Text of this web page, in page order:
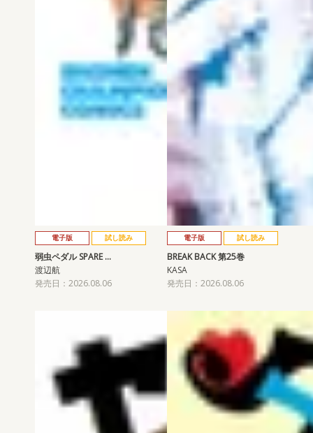
電子版 試し読み
弱虫ペダル SPARE …
渡辺航
発売日：2026.08.06
電子版 試し読み
BREAK BACK 第25巻
KASA
発売日：2026.08.06